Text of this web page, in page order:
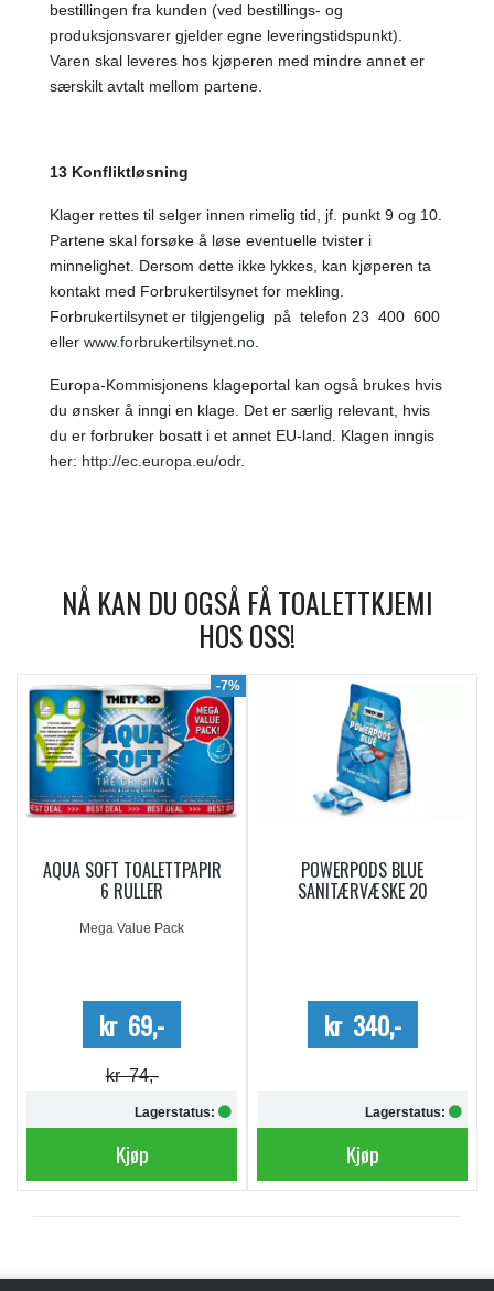
bestillingen fra kunden (ved bestillings- og
produksjonsvarer gjelder egne leveringstidspunkt).
Varen skal leveres hos kjøperen med mindre annet er
særskilt avtalt mellom partene.
13 Konfliktløsning
Klager rettes til selger innen rimelig tid, jf. punkt 9 og 10.
Partene skal forsøke å løse eventuelle tvister i
minnelighet. Dersom dette ikke lykkes, kan kjøperen ta
kontakt med Forbrukertilsynet for mekling.
Forbrukertilsynet er tilgjengelig på telefon 23 400 600
eller www.forbrukertilsynet.no
Europa-Kommisjonens klageportal kan også brukes hvis
du ønsker å inngi en klage. Det er særlig relevant, hvis
du er forbruker bosatt i et annet EU-land. Klagen inngis
her: http://ec.europa.eu/odr.
NÅ KAN DU OGSÅ FÅ TOALETTKJEMI
HOS OSS!
-7%
AQUA SOFT TOALETTPAPIR
6 RULLER
Mega Value Pack
kr 69,-
kr 74,-
Lagerstatus:
Kjøp
POWERPODS BLUE
SANITÆRVÆSKE 20
kr 340,-
Lagerstatus:
Kjøp